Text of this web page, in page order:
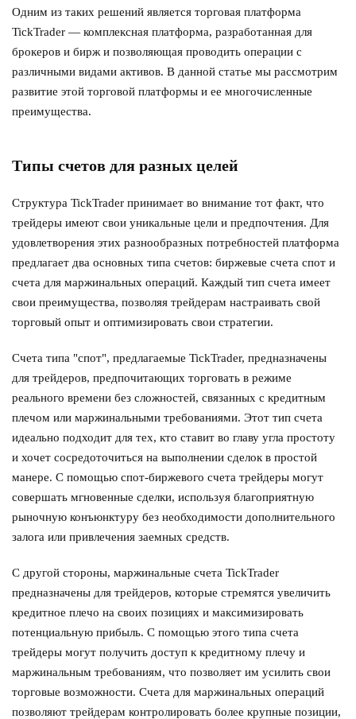
Одним из таких решений является торговая платформа
TickTrader — комплексная платформа, разработанная для
брокеров и бирж и позволяющая проводить операции с
различными видами активов. В данной статье мы рассмотрим
развитие этой торговой платформы и ее многочисленные
преимущества.
Типы счетов для разных целей
Структура TickTrader принимает во внимание тот факт, что
трейдеры имеют свои уникальные цели и предпочтения. Для
удовлетворения этих разнообразных потребностей платформа
предлагает два основных типа счетов: биржевые счета спот и
счета для маржинальных операций. Каждый тип счета имеет
свои преимущества, позволяя трейдерам настраивать свой
торговый опыт и оптимизировать свои стратегии.
Счета типа "спот", предлагаемые TickTrader, предназначены
для трейдеров, предпочитающих торговать в режиме
реального времени без сложностей, связанных с кредитным
плечом или маржинальными требованиями. Этот тип счета
идеально подходит для тех, кто ставит во главу угла простоту
и хочет сосредоточиться на выполнении сделок в простой
манере. С помощью спот-биржевого счета трейдеры могут
совершать мгновенные сделки, используя благоприятную
рыночную конъюнктуру без необходимости дополнительного
залога или привлечения заемных средств.
С другой стороны, маржинальные счета TickTrader
предназначены для трейдеров, которые стремятся увеличить
кредитное плечо на своих позициях и максимизировать
потенциальную прибыль. С помощью этого типа счета
трейдеры могут получить доступ к кредитному плечу и
маржинальным требованиям, что позволяет им усилить свои
торговые возможности. Счета для маржинальных операций
позволяют трейдерам контролировать более крупные позиции,